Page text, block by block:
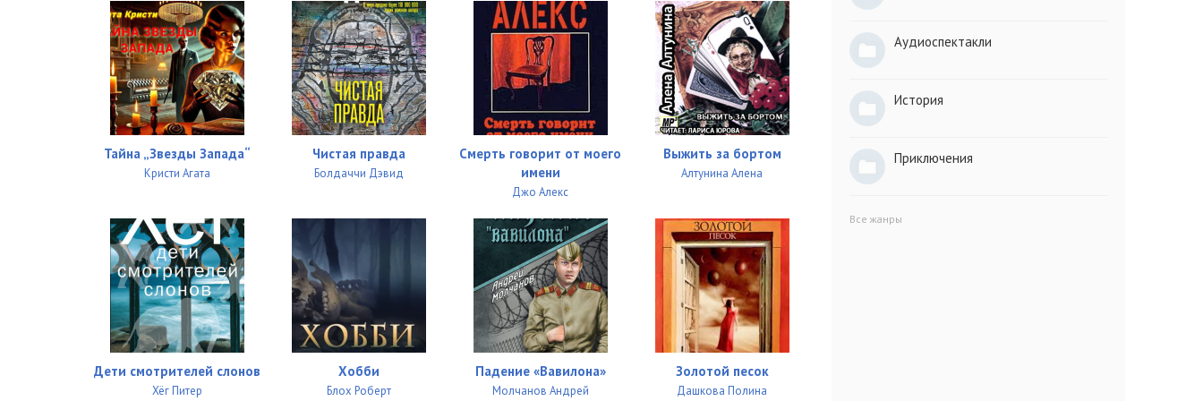
11_02_Pozhar na Haygeyt-rayz 25:53
11_03_Pozhar na Haygeyt-rayz 25:13
11_04_Pozhar na Haygeyt-rayz 25:12
Тайна „Звезды Запада“
Кристи Агата
Чистая правда
Болдаччи Дэвид
Смерть говорит от моего
имени
Джо Алекс
Выжить за бортом
Алтунина Алена
Дети смотрителей слонов
Хёг Питер
Хобби
Блох Роберт
Падение «Вавилона»
Молчанов Андрей
Золотой песок
Дашкова Полина
Аудиоспектакли
История
Приключения
Все жанры